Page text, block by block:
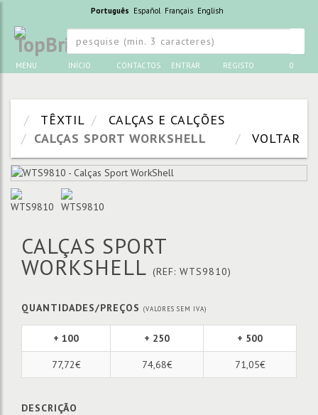
Português Español Français English
MENU INÍCIO CONTACTOS ENTRAR REGISTO 0
TÊXTIL
CALÇAS E CALÇÕES
CALÇAS SPORT WORKSHELL
VOLTAR
CALÇAS SPORT
WORKSHELL (REF: WTS9810)
QUANTIDADES/PREÇOS (VALORES SEM IVA)
+ 100 + 250 + 500
77,72€ 74,68€ 71,05€
DESCRIÇÃO